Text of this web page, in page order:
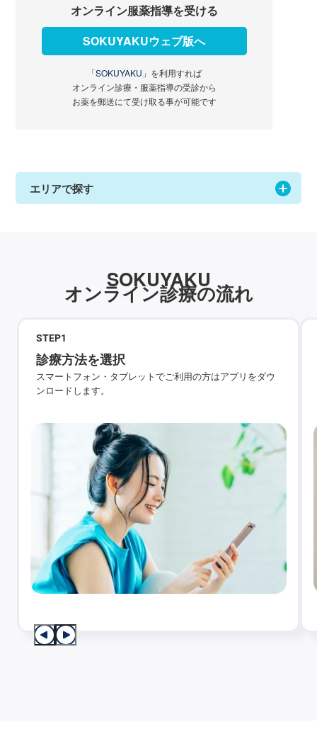
オンライン服薬指導を受ける
SOKUYAKUウェブ版へ
「SOKUYAKU」 を利用すれば
オンライン診療・服薬指導の受診から
お薬を郵送にて受け取る事が可能です
エリアで探す
SOKUYAKU
オンライン診療の流れ
STEP1
診療方法を選択
スマートフォン・タブレットでご利用の方はアプリをダウ
ンロードします。